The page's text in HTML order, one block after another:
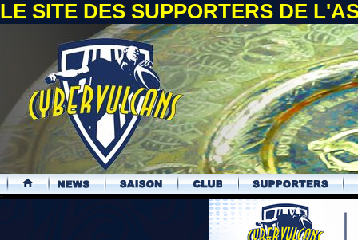
LE SITE DES SUPPORTERS DE
.